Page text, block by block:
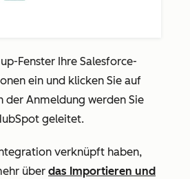
Fenster Ihre Salesforce-
ein und klicken Sie auf
der Anmeldung werden Sie
geleitet.
verknüpft haben,
über das Importieren und